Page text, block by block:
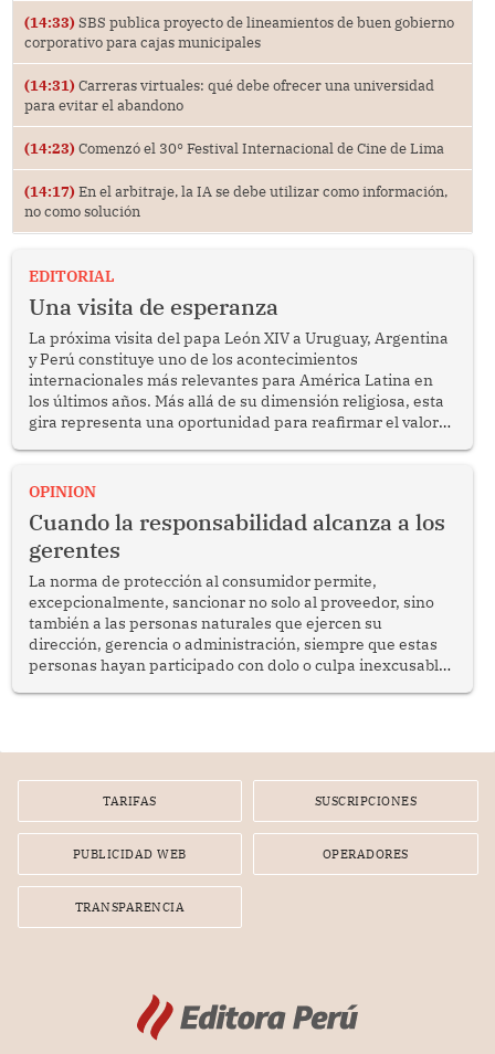
(14:33) SBS publica proyecto de lineamientos de buen gobierno
corporativo para cajas municipales
(14:31) Carreras virtuales: qué debe ofrecer una universidad
para evitar el abandono
(14:23) Comenzó el 30° Festival Internacional de Cine de Lima
(14:17) En el arbitraje, la IA se debe utilizar como información,
no como solución
EDITORIAL
Una visita de esperanza
La próxima visita del papa León XIV a Uruguay, Argentina
y Perú constituye uno de los acontecimientos
internacionales más relevantes para América Latina en
los últimos años. Más allá de su dimensión religiosa, esta
gira representa una oportunidad para reafirmar el valor
enfrenta desafíos en materia de desarrollo, cohesión
OPINION
Cuando la responsabilidad alcanza a los
gerentes
La norma de protección al consumidor permite,
excepcionalmente, sancionar no solo al proveedor, sino
también a las personas naturales que ejercen su
dirección, gerencia o administración, siempre que estas
personas hayan participado con dolo o culpa inexcusable
por la frustrada realización de un meet and greet con
TARIFAS SUSCRIPCIONES
PUBLICIDAD WEB OPERADORES
TRANSPARENCIA